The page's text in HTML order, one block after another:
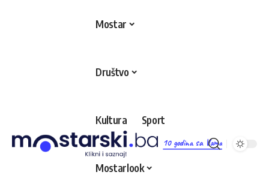
10 godina sa Vama
Mostar
Društvo
Kultura Sport
Mostarlook